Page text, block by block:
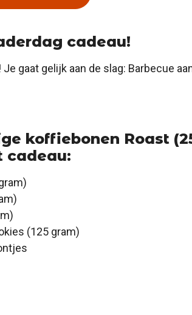
cadeau!
gaat gelijk aan de slag: Barbecue
koffiebonen Roast
cadeau:
(125 gram)